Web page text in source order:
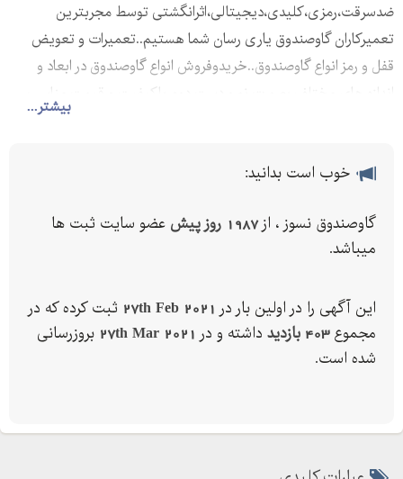
بیشتر...
ضدسرقت،رمزی،کلیدی،دیجیتالی،اثرانگشتی توسط مجربترین
تعمیرکاران گاوصندوق یاری رسان شما هستیم..تعمیرات و تعویض
قفل و رمز انواع گاوصندوق..خریدوفروش انواع گاوصندوق در ابعاد و
خوب است بدانید:
گاوصندوق نسوز ، از1987 روز پیش
عضو سایت ثبت ها
میباشد.
این آگهی را در اولین بار در 27th Feb 2021 ثبت کرده که در
مجموع403 بازدید داشته و در 27th Mar 2021 بروزرسانی
شده است.